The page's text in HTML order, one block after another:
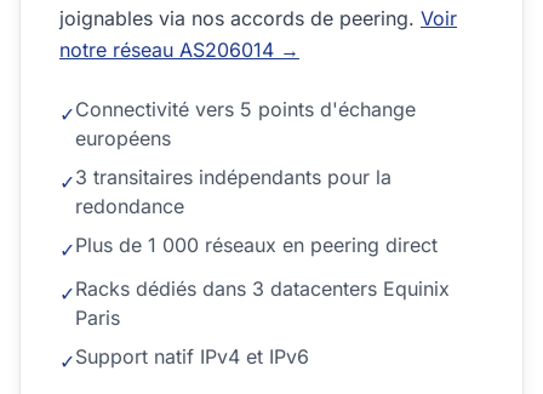
joignables via nos accords de peering. Voir
notre réseau AS206014 →
✓Connectivité vers 5 points d'échange
européens
✓3 transitaires indépendants pour la
redondance
✓Plus de 1 000 réseaux en peering direct
✓Racks dédiés dans 3 datacenters Equinix
Paris
✓Support natif IPv4 et IPv6